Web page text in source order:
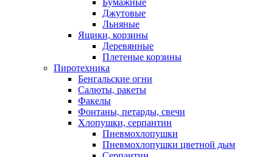
Бумажные
Джутовые
Льняные
Ящики, корзины
Деревянные
Плетеные корзины
Пиротехника
Бенгальские огни
Салюты, ракеты
Факелы
Фонтаны, петарды, свечи
Хлопушки, серпантин
Пневмохлопушки
Пневмохлопушки цветной дым